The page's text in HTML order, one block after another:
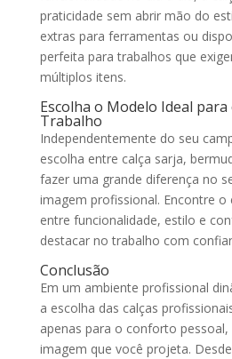
praticidade sem abrir mão do
extras para ferramentas ou
perfeita para trabalhos que
múltiplos itens.
Escolha o Modelo Ideal
Trabalho
Independentemente do seu
escolha entre calça sarja,
fazer uma grande diferença no
imagem profissional. Encontre o
entre funcionalidade, estilo e
destacar no trabalho com
Conclusão
Em um ambiente profissional
a escolha das calças
apenas para o conforto
imagem que você projeta.